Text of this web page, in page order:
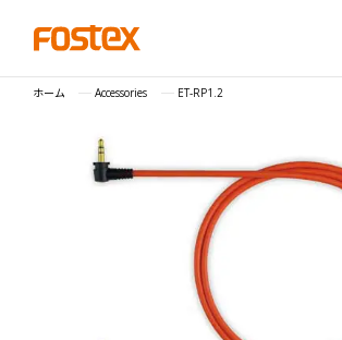
ホーム Accessories ET-RP1.2